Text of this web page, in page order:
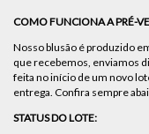
COMO FUNCIONA A PRÉ-
Nosso blusão é produzido
que recebemos, enviamos
feita no início de um novo
entrega. Confira sempre
STATUS DO LOTE: